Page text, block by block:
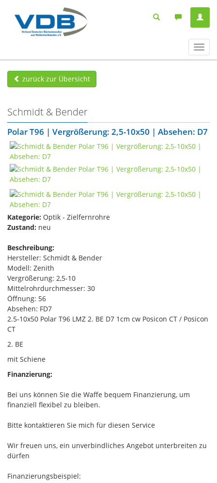
ein-/
zurück zur Übersicht
Schmidt & Bender
Polar T96 | Vergrößerung: 2,5-10x50 | Absehen: D7
Kategorie: Optik - Zielfernrohre
Zustand: neu
Beschreibung:
Hersteller: Schmidt & Bender
Modell: Zenith
Vergrößerung: 2,5-10
Mittelrohrdurchmesser: 30
Öffnung: 56
Absehen: FD7
2.5-10x50 Polar T96 LMZ 2. BE D7 1cm cw Posicon CT / Posicon
CT
2. BE
mit Schiene
Finanzierung:
Bei uns können Sie die Waffe bequem Finanzierung, um
finanziell flexibel zu bleiben.
Bitte kontaktieren Sie mich für diesen Service
Wir freuen uns, ein unverbindliches Angebot unterbreiten zu
dürfen
Finanzierungsbeispiel: